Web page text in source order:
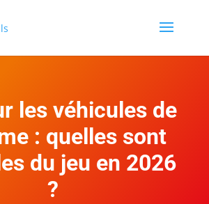
les véhicules de
: quelles sont
du jeu en 2026
?